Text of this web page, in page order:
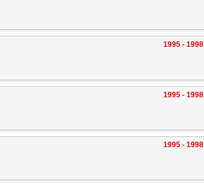
1995 - 1998
1995 - 1998
1995 - 1998